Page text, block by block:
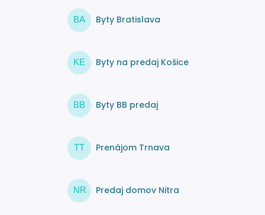
BA Byty Bratislava
KE Byty na predaj Košice
BB Byty BB predaj
TT Prenájom Trnava
NR Predaj domov Nitra